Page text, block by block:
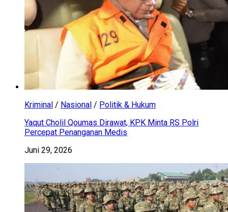
Kriminal / Nasional / Politik & Hukum
Yaqut Cholil Qoumas Dirawat, KPK Minta RS Polri
Percepat Penanganan Medis
Juni 29, 2026